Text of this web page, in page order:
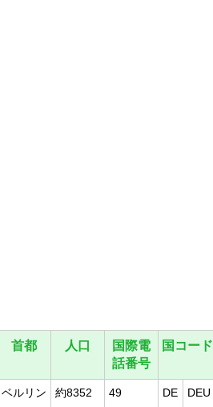
首都 人口
国際電
話番号
国コード
ベルリン
約8352
49 DE DEU